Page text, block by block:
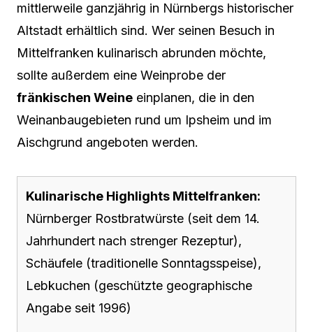
mittlerweile ganzjährig in Nürnbergs historischer
Altstadt erhältlich sind. Wer seinen Besuch in
Mittelfranken kulinarisch abrunden möchte,
sollte außerdem eine Weinprobe der
fränkischen Weine einplanen, die in den
Weinanbaugebieten rund um Ipsheim und im
Aischgrund angeboten werden.
Kulinarische Highlights Mittelfranken:
Nürnberger Rostbratwürste (seit dem 14.
Jahrhundert nach strenger Rezeptur),
Schäufele (traditionelle Sonntagsspeise),
Lebkuchen (geschützte geographische
Angabe seit 1996)